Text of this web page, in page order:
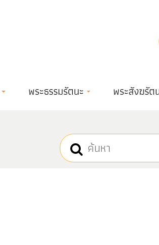
พระธรรมรัตนะ พระสังฆรัต